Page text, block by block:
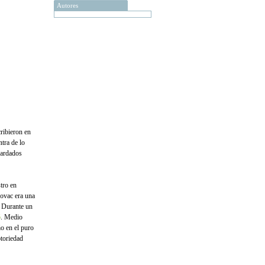
en
de lo
en
era una
Durante un
. Medio
en el puro
Autores